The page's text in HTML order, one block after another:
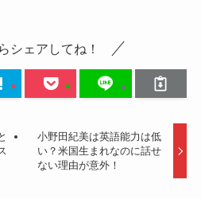
シェアしてね！
小野田紀美は英語能力は低
い？米国生まれなのに話せ
ない理由が意外！